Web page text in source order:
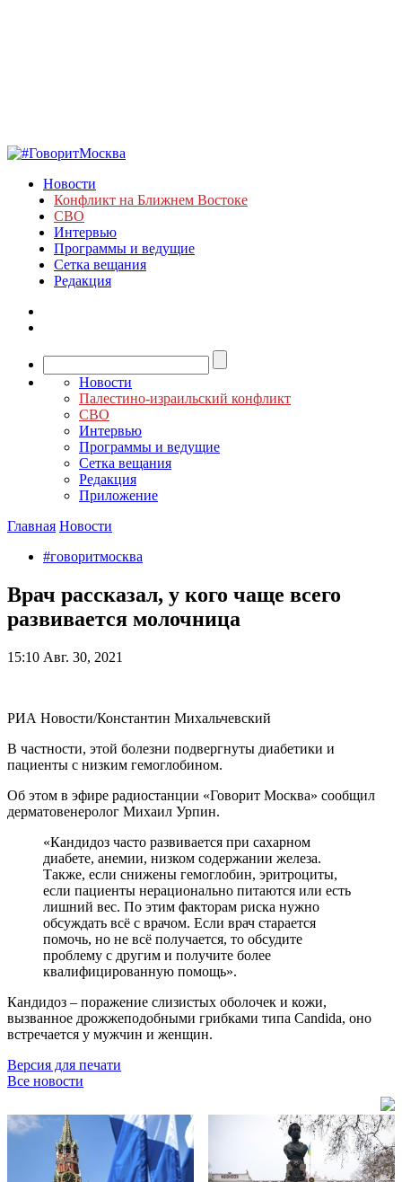
Новости
Конфликт на Ближнем Востоке
СВО
Интервью
Программы и ведущие
Сетка вещания
Редакция
Новости
Палестино-израильский конфликт
СВО
Интервью
Программы и ведущие
Сетка вещания
Редакция
Приложение
Главная Новости
#говоритмосква
Врач рассказал, у кого чаще всего
развивается молочница
15:10 Авг. 30, 2021
РИА Новости/Константин Михальчевский
В частности, этой болезни подвергнуты диабетики и
пациенты с низким гемоглобином.
Об этом в эфире радиостанции «Говорит Москва» сообщил
дерматовенеролог Михаил Урпин.
«Кандидоз часто развивается при сахарном
диабете, анемии, низком содержании железа.
Также, если снижены гемоглобин, эритроциты,
если пациенты нерационально питаются или есть
лишний вес. По этим факторам риска нужно
обсуждать всё с врачом. Если врач старается
помочь, но не всё получается, то обсудите
проблему с другим и получите более
квалифицированную помощь».
Кандидоз – поражение слизистых оболочек и кожи,
вызванное дрожжеподобными грибками типа Candida, оно
встречается у мужчин и женщин.
Версия для печати
Все новости